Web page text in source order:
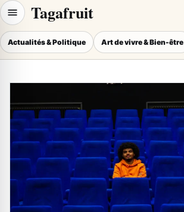
Tagafruit
Actualités & Politique Art de vivre & Bien-être